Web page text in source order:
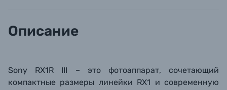
Б/У фототехника (Комиссионные товары)
Описание
Sony RX1R III – это фотоаппарат, сочетающий
компактные размеры линейки RX1 и современную